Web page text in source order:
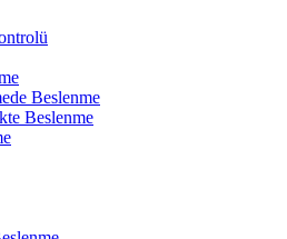
Beslenme
Beslenme